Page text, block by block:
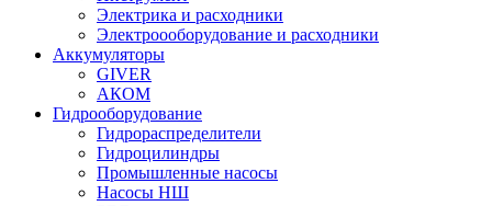
Электрика и расходники
Электроооборудование и расходники
Аккумуляторы
GIVER
АКОМ
Гидрооборудование
Гидрораспределители
Гидроцилиндры
Промышленные насосы
Насосы НШ